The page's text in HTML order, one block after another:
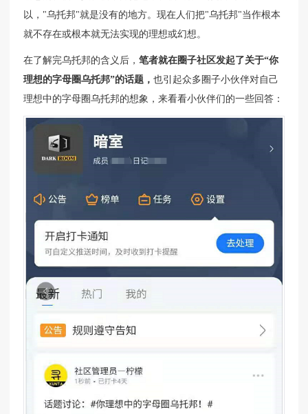
以，"乌托邦"就是没有的地方。现在人们把"乌托邦"当作根本
就不存在或根本就无法实现的理想或幻想。
在了解完乌托邦的含义后，笔者就在圈子社区发起了关于“你
理想的字母圈乌托邦”的话题，也引起众多圈子小伙伴对自己
理想中的字母圈乌托邦的想象，来看看小伙伴们的一些回答：